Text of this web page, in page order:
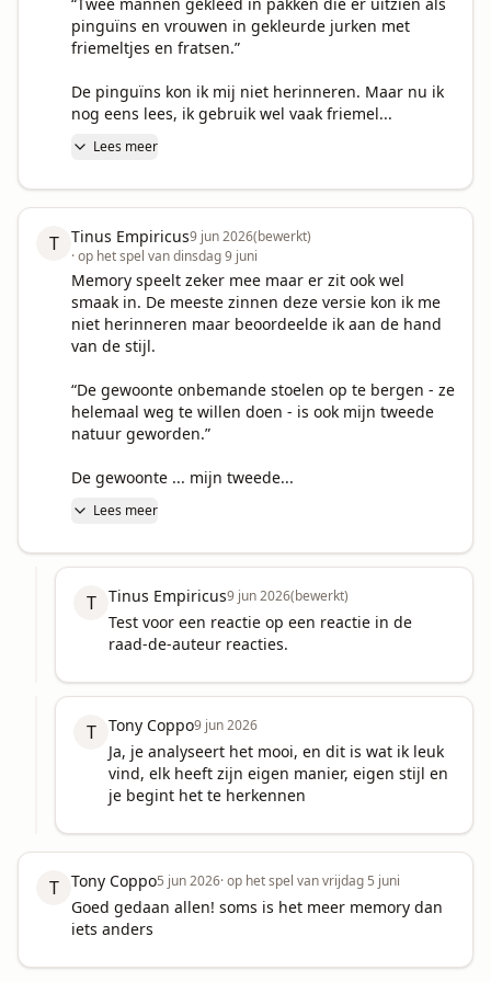
pinguïns en vrouwen in gekleurde jurken met
friemeltjes en fratsen.”
De pinguïns kon ik mij niet herinneren. Maar nu ik
nog eens lees, ik gebruik wel vaak friemel...
Lees meer
T Tinus Empiricus9 jun 2026(bewerkt)
·op het spel van dinsdag 9 juni
Memory speelt zeker mee maar er zit ook wel
smaak in. De meeste zinnen deze versie kon ik me
niet herinneren maar beoordeelde ik aan de hand
van de stijl.
“De gewoonte onbemande stoelen op te bergen - ze
helemaal weg te willen doen - is ook mijn tweede
natuur geworden.”
De gewoonte ... mijn tweede...
Lees meer
T Tinus Empiricus9 jun 2026(bewerkt)
Test voor een reactie op een reactie in de
raad-de-auteur reacties.
T Tony Coppo9 jun 2026
Ja, je analyseert het mooi, en dit is wat ik leuk
vind, elk heeft zijn eigen manier, eigen stijl en
je begint het te herkennen
T Tony Coppo5 jun 2026·op het spel van vrijdag 5 juni
Goed gedaan allen! soms is het meer memory dan
iets anders